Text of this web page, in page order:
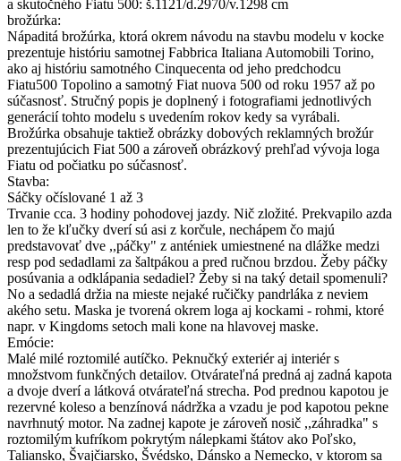
a skutočného Fiatu 500: š.1121/d.2970/v.1298 cm
brožúrka:
Nápaditá brožúrka, ktorá okrem návodu na stavbu modelu v kocke
prezentuje históriu samotnej Fabbrica Italiana Automobili Torino,
ako aj históriu samotného Cinquecenta od jeho predchodcu
Fiatu500 Topolino a samotný Fiat nuova 500 od roku 1957 až po
súčasnosť. Stručný popis je doplnený i fotografiami jednotlivých
generácií tohto modelu s uvedením rokov kedy sa vyrábali.
Brožúrka obsahuje taktiež obrázky dobových reklamných brožúr
prezentujúcich Fiat 500 a zároveň obrázkový prehľad vývoja loga
Fiatu od počiatku po súčasnosť.
Stavba:
Sáčky očíslované 1 až 3
Trvanie cca. 3 hodiny pohodovej jazdy. Nič zložité. Prekvapilo azda
len to že kľučky dverí sú asi z korčule, nechápem čo majú
predstavovať dve ,,páčky" z anténiek umiestnené na dlážke medzi
resp pod sedadlami za šaltpákou a pred ručnou brzdou. Žeby páčky
posúvania a odklápania sedadiel? Žeby si na taký detail spomenuli?
No a sedadlá držia na mieste nejaké ručičky pandrláka z neviem
akého setu. Maska je tvorená okrem loga aj kockami - rohmi, ktoré
napr. v Kingdoms setoch mali kone na hlavovej maske.
Emócie:
Malé milé roztomilé autíčko. Peknučký exteriér aj interiér s
množstvom funkčných detailov. Otvárateľná predná aj zadná kapota
a dvoje dverí a látková otvárateľná strecha. Pod prednou kapotou je
rezervné koleso a benzínová nádržka a vzadu je pod kapotou pekne
navrhnutý motor. Na zadnej kapote je zároveň nosič ,,záhradka" s
roztomilým kufríkom pokrytým nálepkami štátov ako Poľsko,
Taliansko, Švajčiarsko, Švédsko, Dánsko a Nemecko, v ktorom sa